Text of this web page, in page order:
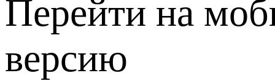
Перейти на
версию